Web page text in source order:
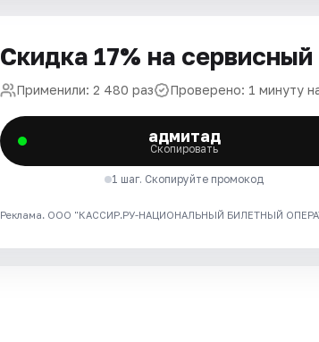
Скидка 17% на
Применили: 2 480 раз Проверено: 1 минуту
адмитад
Скопировать
1 шаг. Скопируйте промокод
Реклама. ООО "КАССИР.РУ-НАЦИОНАЛЬНЫЙ БИЛЕТНЫЙ